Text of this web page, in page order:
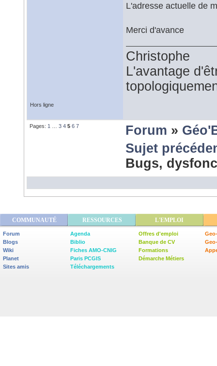
L'adresse actuelle de
Merci d'avance
Christophe
L'avantage
Hors ligne
Pages: 1 3 4 5 6 7 Forum »
Sujet
Bugs,
COMMUNAUTÉ RESSOURCES L'EMPLOI
Forum
Blogs
Wiki
Planet
Sites amis
Agenda
Biblio
Fiches AMO-CNIG
Paris PCGIS
Téléchargements
Offres d'emploi
Banque de CV
Formations
Démarche Métiers